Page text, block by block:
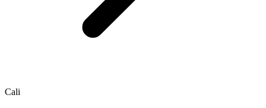
Cali